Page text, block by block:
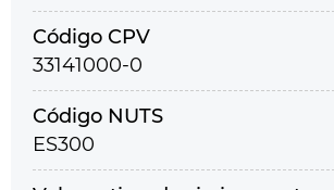
Código CPV
33141000-0
Código NUTS
ES300